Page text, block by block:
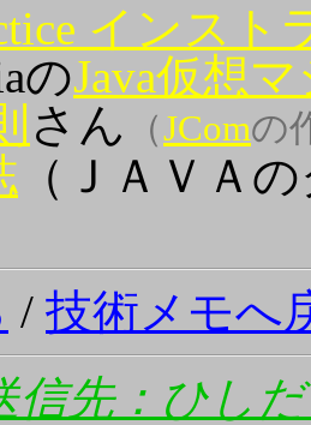
インスト
のJava仮想
さん （JComの
（ＪＡＶＡ
/ 技術メモへ
信先：ひし